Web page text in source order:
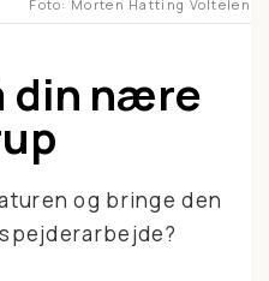
Foto Morten Hatting Voltelen
din nære
og bringe den